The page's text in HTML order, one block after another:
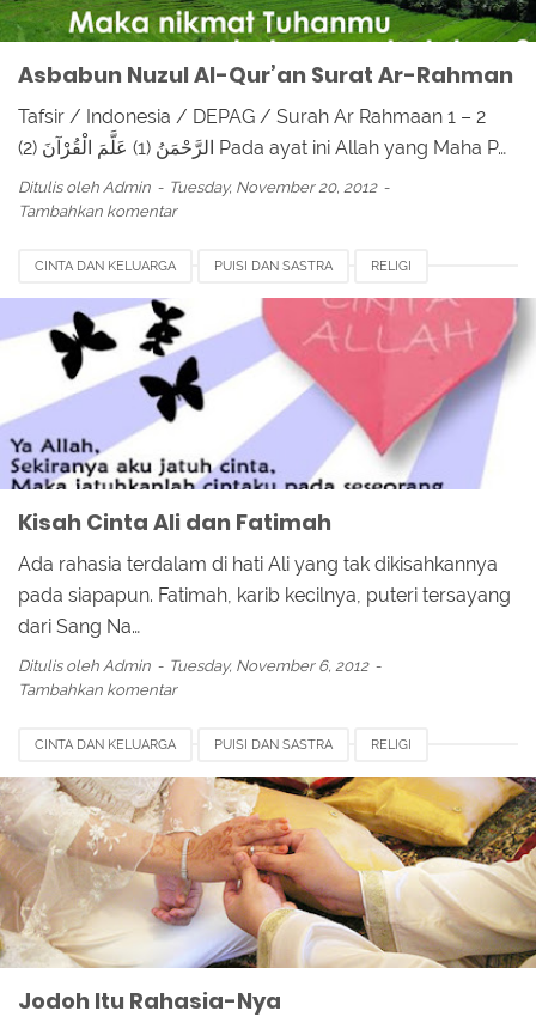
Asbabun Nuzul Al-Qur’an Surat Ar-Rahman
Tafsir / Indonesia / DEPAG / Surah Ar Rahmaan 1 – 2
الرَّحْمَنُ (1) عَلَّمَ الْقُرْآنَ (2) Pada ayat ini Allah yang Maha P…
Ditulis oleh Admin
Tuesday, November 20, 2012
Tambahkan komentar
CINTA DAN KELUARGA PUISI DAN SASTRA RELIGI
Kisah Cinta Ali dan Fatimah
Ada rahasia terdalam di hati Ali yang tak dikisahkannya
pada siapapun. Fatimah, karib kecilnya, puteri tersayang
dari Sang Na…
Ditulis oleh Admin
Tuesday, November 6, 2012
Tambahkan komentar
CINTA DAN KELUARGA PUISI DAN SASTRA RELIGI
Jodoh Itu Rahasia-Nya